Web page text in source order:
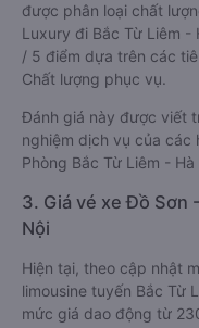
được phân loại chất
Luxury đi Bắc Từ Liêm -
/ 5 điểm dựa trên các
Chất lượng phục vụ.
Đánh giá này được viết
nghiệm dịch vụ của các
Phòng Bắc Từ Liêm - Hà
3. Giá vé xe Đồ Sơn
Nội
Hiện tại, theo cập nhật
limousine tuyến Bắc Từ
mức giá dao động từ